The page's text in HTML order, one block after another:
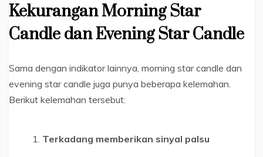
Kekurangan Morning Star
Candle dan Evening Star Candle
Sama dengan indikator lainnya, morning star candle dan
evening star candle juga punya beberapa kelemahan.
Berikut kelemahan tersebut:
Terkadang memberikan sinyal palsu